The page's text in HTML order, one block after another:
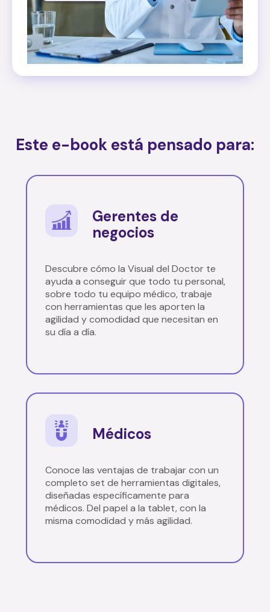
Este e-book está pensado para:
Gerentes de
negocios
Descubre cómo la Visual del Doctor te
ayuda a conseguir que todo tu personal,
sobre todo tu equipo médico, trabaje
con herramientas que les aporten la
agilidad y comodidad que necesitan en
su día a día.
Médicos
Conoce las ventajas de trabajar con un
completo set de herramientas digitales,
diseñadas específicamente para
médicos. Del papel a la tablet, con la
misma comodidad y más agilidad.